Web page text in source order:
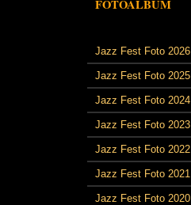
FOTOALBUM
Jazz Fest Foto 2026
Jazz Fest Foto 2025
Jazz Fest Foto 2024
Jazz Fest Foto 2023
Jazz Fest Foto 2022
Jazz Fest Foto 2021
Jazz Fest Foto 2020